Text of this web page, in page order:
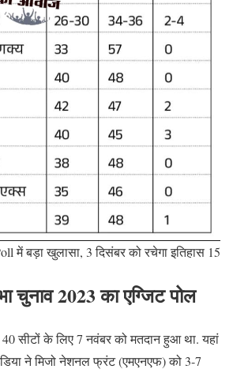
में बड़ा खुलासा, 3 दिसंबर को रचेगा इतिहास 15
चुनाव 2023 का एग्जिट पोल
40 सीटों के लिए 7 नवंबर को मतदान हुआ था. यहां
ने मिजो नेशनल फ्रंट (एमएनएफ) को 3-7